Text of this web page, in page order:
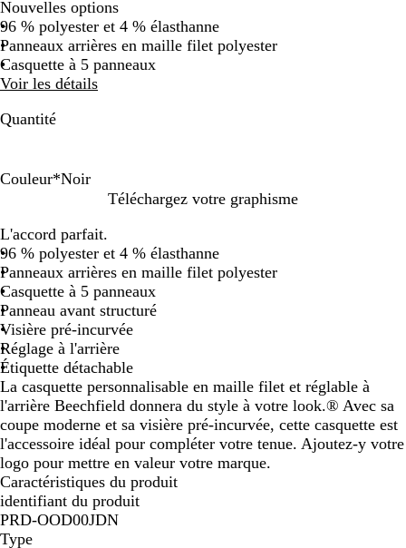
les
2
avis
Nouvelles options
96 % polyester et 4 % élasthanne
Panneaux arrières en maille filet polyester
Casquette à 5 panneaux
Voir les détails
Quantité
Couleur*Noir
i
r
e
u
d
e
m
i
n
u
i
t
i
s
c
l
a
i
r
Téléchargez votre graphisme
L'accord parfait.
96 % polyester et 4 % élasthanne
Panneaux arrières en maille filet polyester
Casquette à 5 panneaux
Panneau avant structuré
Visière pré-incurvée
Réglage à l'arrière
Étiquette détachable
La casquette personnalisable en maille filet et réglable à
l'arrière Beechfield donnera du style à votre look.® Avec sa
coupe moderne et sa visière pré-incurvée, cette casquette est
l'accessoire idéal pour compléter votre tenue. Ajoutez-y votre
logo pour mettre en valeur votre marque.
Caractéristiques du produit
identifiant du produit
PRD-OOD00JDN
Type